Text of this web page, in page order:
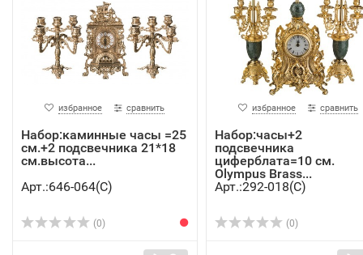
избранное сравнить
Набор:каминные часы =25
см.+2 подсвечника 21*18
см.высота...
Арт.:646-064(C)
(0)
избранное сравнить
Набор:часы+2
подсвечника
циферблата=10 см.
Olympus Brass...
Арт.:292-018(C)
(0)